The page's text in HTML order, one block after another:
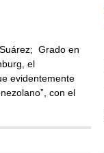
Grado en
el
evidentemente
con el